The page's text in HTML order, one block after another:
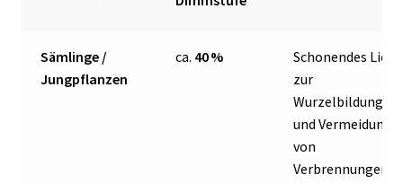
Sämlinge /
Jungpflanzen
ca. 40 %
Schonendes Licht
zur
Wurzelbildung
und Vermeidung
von
Verbrennungen